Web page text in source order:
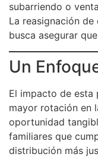
subarriendo o
La reasignación
busca asegurar
Un
El impacto de esta
mayor rotación en
oportunidad
familiares que
distribución más